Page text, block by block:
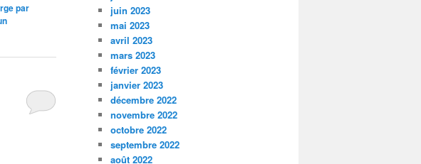
par
juin 2023
mai 2023
avril 2023
mars 2023
février 2023
janvier 2023
décembre 2022
novembre 2022
octobre 2022
septembre 2022
août 2022